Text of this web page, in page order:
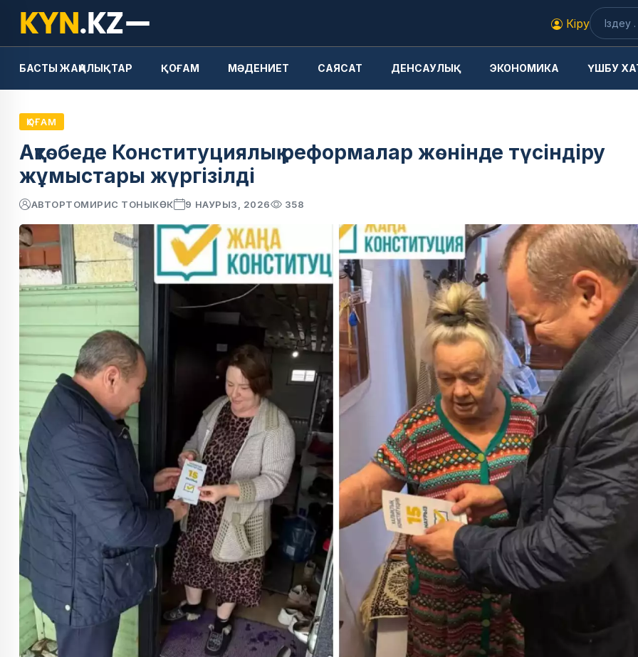
Кіру
БАСТЫ ЖАҢАЛЫҚТАР ҚОҒАМ МӘДЕНИЕТ САЯСАТ ДЕНСАУЛЫҚ ЭКОНОМИКА ҮШБУ
ҚОҒАМ
Ақтөбеде Конституциялық реформалар жөнінде түсіндіру
жұмыстары жүргізілді
АВТОРТОМИРИС ТОНЫКӨК 9 НАУРЫЗ, 2026 358